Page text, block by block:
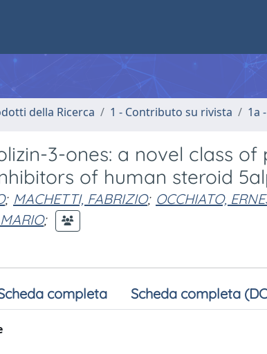
della Ricerca 1 - Contributo su rivista 1a
3-ones: a novel class
of human steroid
; MACHETTI, FABRIZIO; OCCHIATO,
;
completa Scheda completa